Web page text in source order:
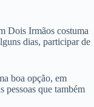
Dois Irmãos costuma
dias, participar de
boa opção, em
pessoas que também